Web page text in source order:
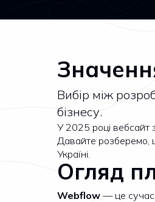
Вибір між
бізнесу.
У 2025 році вебсайт
Давайте розберемо,
Україні.
Огляд
Webflow — це